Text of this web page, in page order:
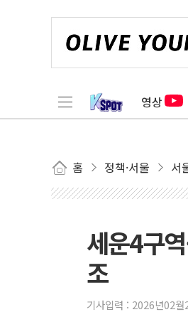
영상
홈 정책·서울 서
세운4구
조
기사입력 : 2026년02